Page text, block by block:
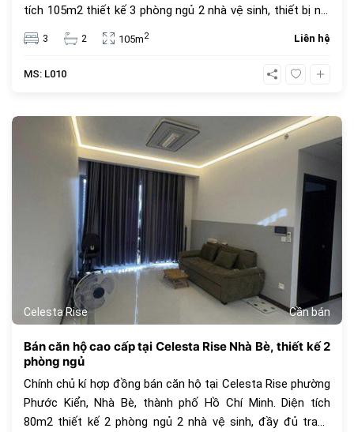
tích 105m2 thiết kế 3 phòng ngủ 2 nhà vệ sinh, thiết bị nội
thất cơ bản, view đẹp thoáng mát. Giá thuê 25 triệu. Tiện
ích dự án Celesta Rise mang lại dành cho cư dân với những
dịch vụ tiện nghi, cao cấp mang tiêu chuẩn của một căn
tạo, hồ bơi cho trẻ trên 5 tuổi, khu BBQ, khu cấm trại, sân
tennis, sân bóng rổ, sân golf mini, khu tắm hơi, Jacuzzi,
khu hát karaoke, trung tâm Gym và Yoga, công viên cho
thú cưng, khu chiếu phim ngoài trời, khu nhà trên cây, khu
3 2 105m2 Liên hệ
MS: L010
Celesta Rise Cần bán
373
Bán căn hộ cao cấp tại Celesta Rise Nhà Bè, thiết kế 2
phòng ngủ
Chính chủ kí hợp đồng bán căn hộ tại Celesta Rise phường
Phước Kiển, Nhà Bè, thành phố Hồ Chí Minh. Diện tích
80m2 thiết kế 2 phòng ngủ 2 nhà vệ sinh, đầy đủ trang